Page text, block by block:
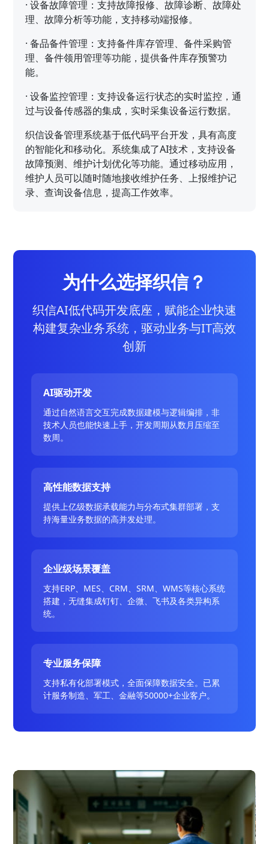
·设备故障管理：支持故障报修、故障诊断、故障处
理、故障分析等功能，支持移动端报修。
·备品备件管理：支持备件库存管理、备件采购管
理、备件领用管理等功能，提供备件库存预警功
能。
·设备监控管理：支持设备运行状态的实时监控，通
过与设备传感器的集成，实时采集设备运行数据。
织信设备管理系统基于低代码平台开发，具有高度
的智能化和移动化。系统集成了AI技术，支持设备
故障预测、维护计划优化等功能。通过移动应用，
维护人员可以随时随地接收维护任务、上报维护记
录、查询设备信息，提高工作效率。
为什么选择织信？
织信AI低代码开发底座，赋能企业快速
构建复杂业务系统，驱动业务与IT高效
创新
AI驱动开发
通过自然语言交互完成数据建模与逻辑编排，非
技术人员也能快速上手，开发周期从数月压缩至
数周。
高性能数据支持
提供上亿级数据承载能力与分布式集群部署，支
持海量业务数据的高并发处理。
企业级场景覆盖
支持ERP、MES、CRM、SRM、WMS等核心系统
搭建，无缝集成钉钉、企微、飞书及各类异构系
统。
专业服务保障
支持私有化部署模式，全面保障数据安全。已累
计服务制造、军工、金融等50000+企业客户。